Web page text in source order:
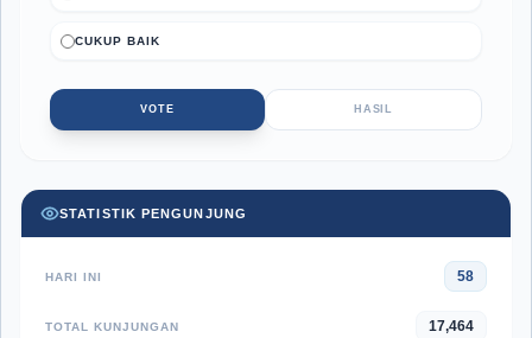
CUKUP BAIK
VOTE HASIL
STATISTIK PENGUNJUNG
HARI INI 58
TOTAL KUNJUNGAN 17,464